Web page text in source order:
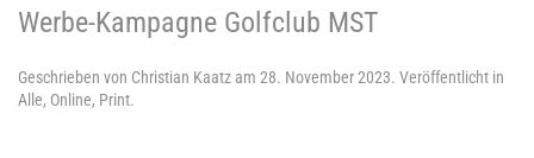
Werbe-Kampagne Golfclub MST
Geschrieben von Christian Kaatz am 28. November 2023. Veröffentlicht in
Alle, Online, Print.